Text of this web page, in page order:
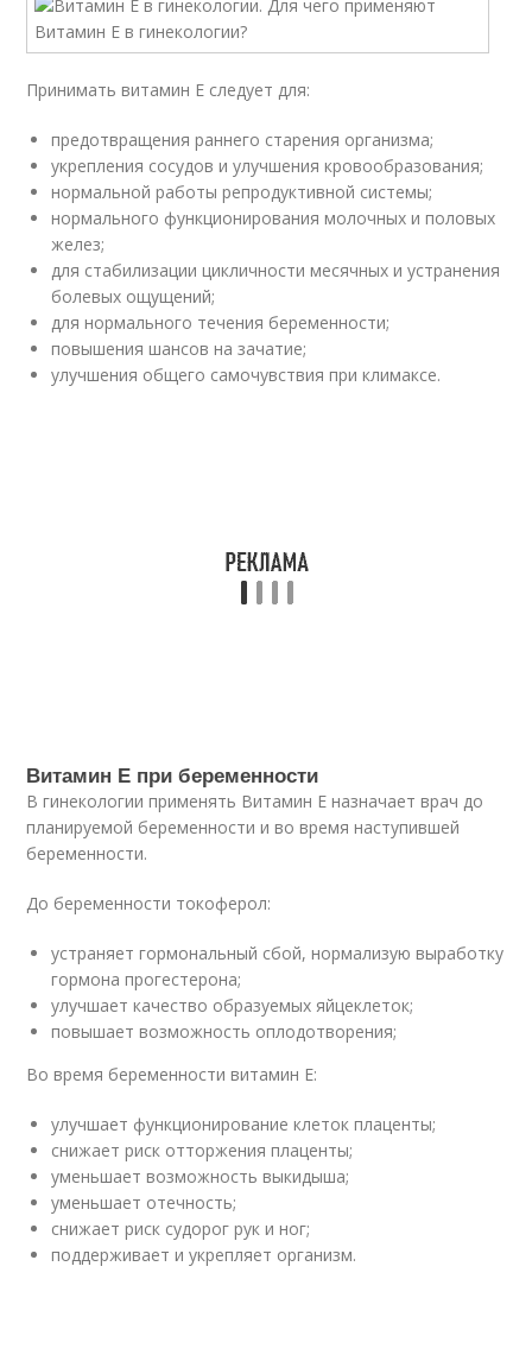
Принимать витамин Е следует для:
предотвращения раннего старения организма;
укрепления сосудов и улучшения кровообразования;
нормальной работы репродуктивной системы;
нормального функционирования молочных и половых
желез;
для стабилизации цикличности месячных и устранения
болевых ощущений;
для нормального течения беременности;
повышения шансов на зачатие;
улучшения общего самочувствия при климаксе.
Витамин Е при беременности
В гинекологии применять Витамин Е назначает врач до
планируемой беременности и во время наступившей
беременности.
До беременности токоферол:
устраняет гормональный сбой, нормализую выработку
гормона прогестерона;
улучшает качество образуемых яйцеклеток;
повышает возможность оплодотворения;
Во время беременности витамин Е:
улучшает функционирование клеток плаценты;
снижает риск отторжения плаценты;
уменьшает возможность выкидыша;
уменьшает отечность;
снижает риск судорог рук и ног;
поддерживает и укрепляет организм.